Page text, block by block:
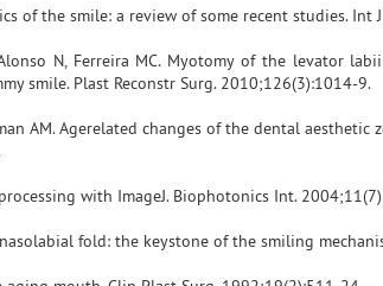
of the smile: a review of some recent studies.
N, Ferreira MC. Myotomy of the levator
smile. Plast Reconstr Surg. 2010;126(3):1014-9.
AM. Agerelated changes of the dental
processing with ImageJ. Biophotonics Int.
fold: the keystone of the smiling